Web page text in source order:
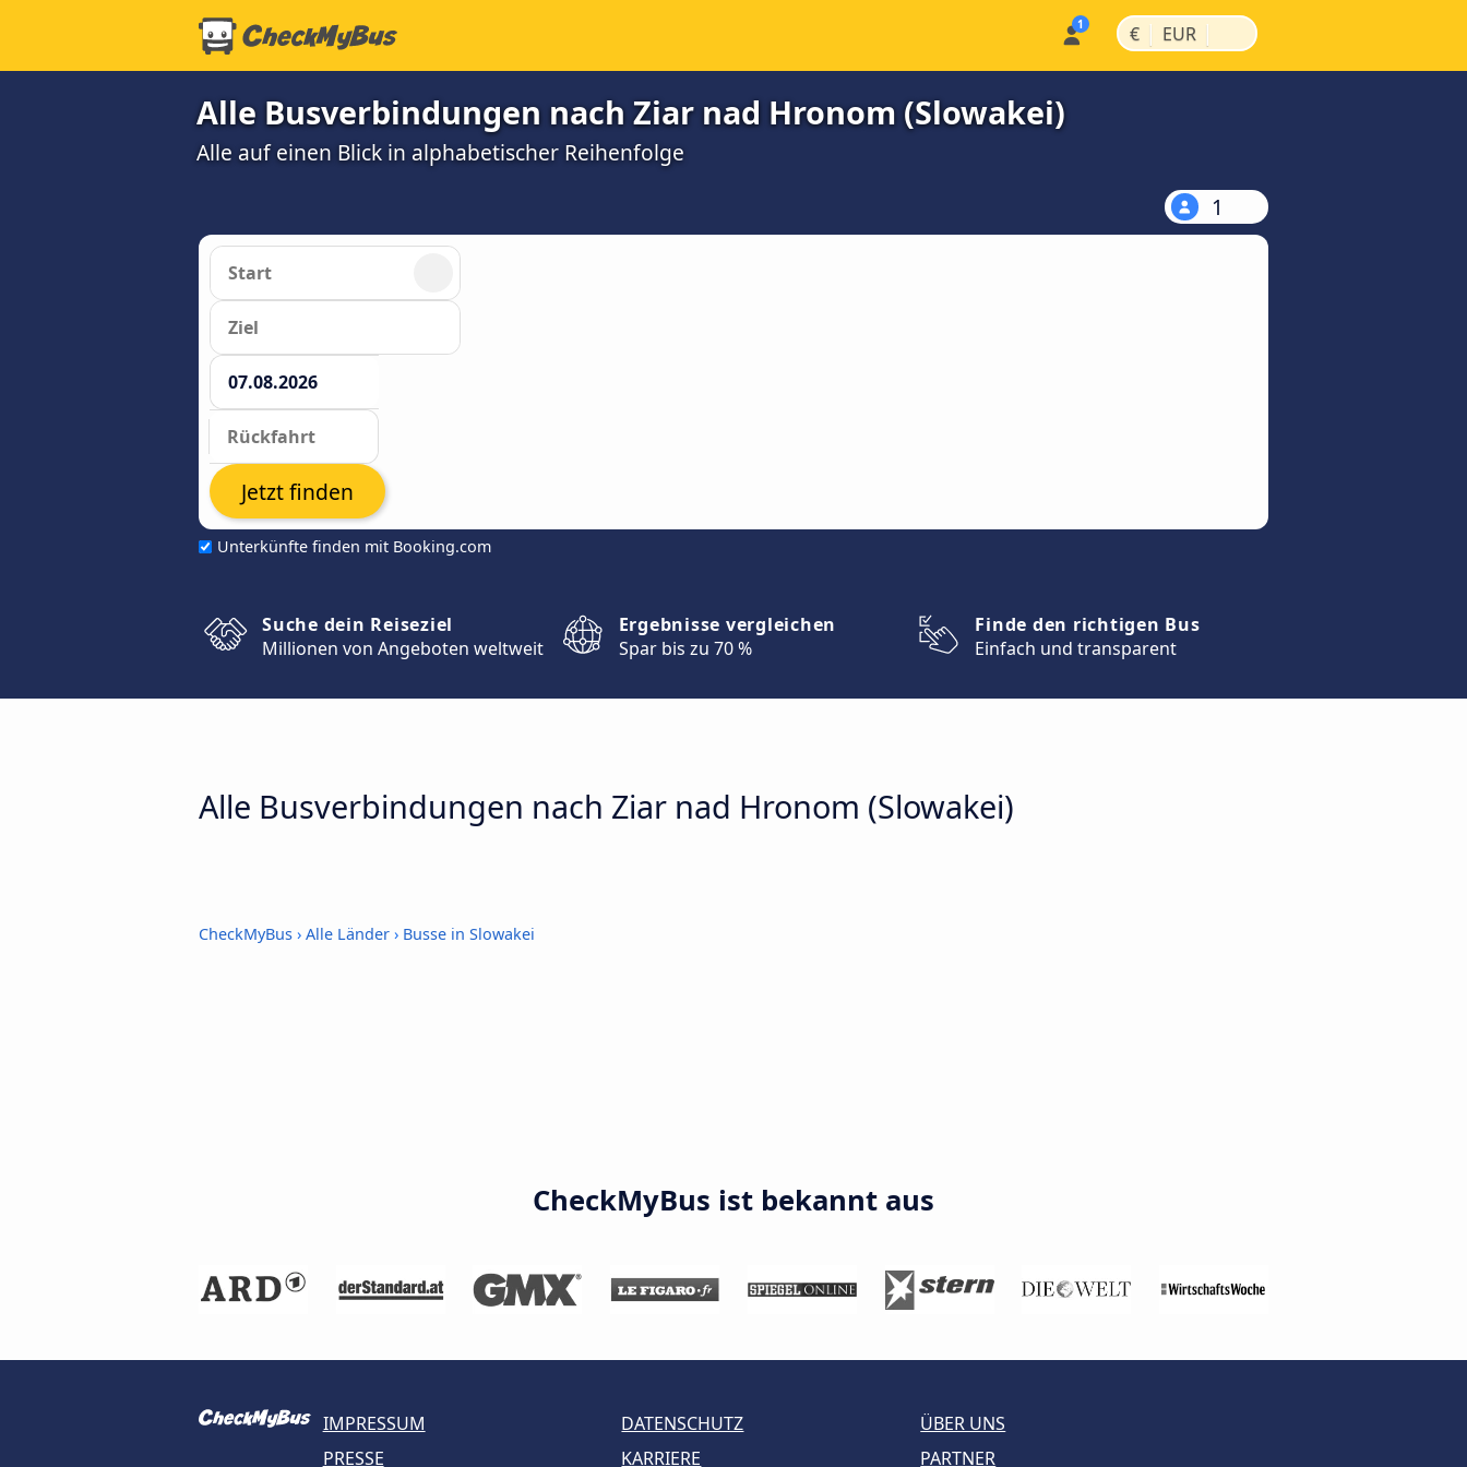
€ | EUR |
Alle Busverbindungen nach Ziar nad Hronom (Slowakei)
Alle auf einen Blick in alphabetischer Reihenfolge
1
Unterkünfte finden mit Booking.com
Jetzt finden
Suche dein Reiseziel
Millionen von Angeboten weltweit
Ergebnisse vergleichen
Spar bis zu 70 %
Finde den richtigen Bus
Einfach und transparent
Alle Busverbindungen nach Ziar nad Hronom (Slowakei)
CheckMyBus › Alle Länder › Busse in Slowakei
CheckMyBus ist bekannt aus
IMPRESSUM DATENSCHUTZ
ÜBER UNS
PRESSE
KARRIERE PARTNER